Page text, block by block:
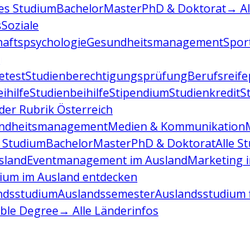
StudiumBachelorMasterPhD & Doktorat→
Soziale
Gesundheitsmanagement
Studienberechtigungsprüfung
StudienbeihilfeStipendiumStudienkredit
Rubrik Österreich
Medien & Kommunikation
BachelorMasterPhD & DoktoratAlle
Eventmanagement im AuslandMarketing
im Ausland entdecken
AuslandssemesterAuslandsstudium
Degree→ Alle Länderinfos